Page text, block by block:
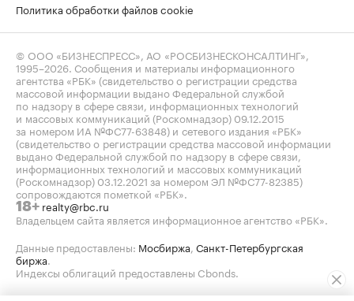
Политика обработки файлов cookie
© ООО «БИЗНЕСПРЕСС», АО «РОСБИЗНЕСКОНСАЛТИНГ»,
1995–2026. Сообщения и материалы информационного
агентства «РБК» (свидетельство о регистрации средства
массовой информации выдано Федеральной службой
по надзору в сфере связи, информационных технологий
и массовых коммуникаций (Роскомнадзор) 09.12.2015
за номером ИА №ФС77-63848) и сетевого издания «РБК»
(свидетельство о регистрации средства массовой информации
выдано Федеральной службой по надзору в сфере связи,
информационных технологий и массовых коммуникаций
(Роскомнадзор) 03.12.2021 за номером ЭЛ №ФС77-82385)
сопровождаются пометкой «РБК».
18+ realty@rbc.ru
Владельцем сайта является информационное агентство «РБК».
Данные предоставлены: Мосбиржа, Санкт-Петербургская
биржа.
Индексы облигаций предоставлены Cbonds.